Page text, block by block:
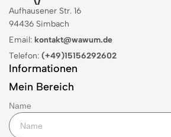
Aufhausener Str. 16
94436 Simbach
Email: kontakt@wawum.de
Telefon: (+49)15156292602
Informationen
Mein Bereich
Name